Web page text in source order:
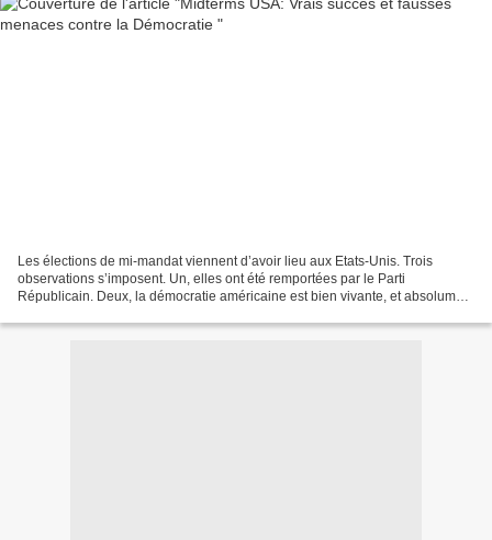
Les élections de mi-mandat viennent d’avoir lieu aux Etats-Unis. Trois
observations s’imposent. Un, elles ont été remportées par le Parti
Républicain. Deux, la démocratie américaine est bien vivante, et absolument